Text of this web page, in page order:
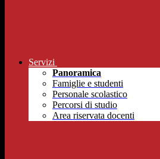
Servizi
Panoramica
Famiglie e studenti
Personale scolastico
Percorsi di studio
Area riservata docenti